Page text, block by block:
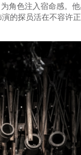
角色注入宿命感。
的探员活在不容许